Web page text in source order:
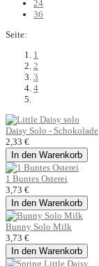
24
36
Seite:
1
2
3
4
Daisy Solo - Schokolade
2,33 €
In den Warenkorb
1 Buntes Osterei
3,73 €
In den Warenkorb
Bunny Solo Milk
3,73 €
In den Warenkorb